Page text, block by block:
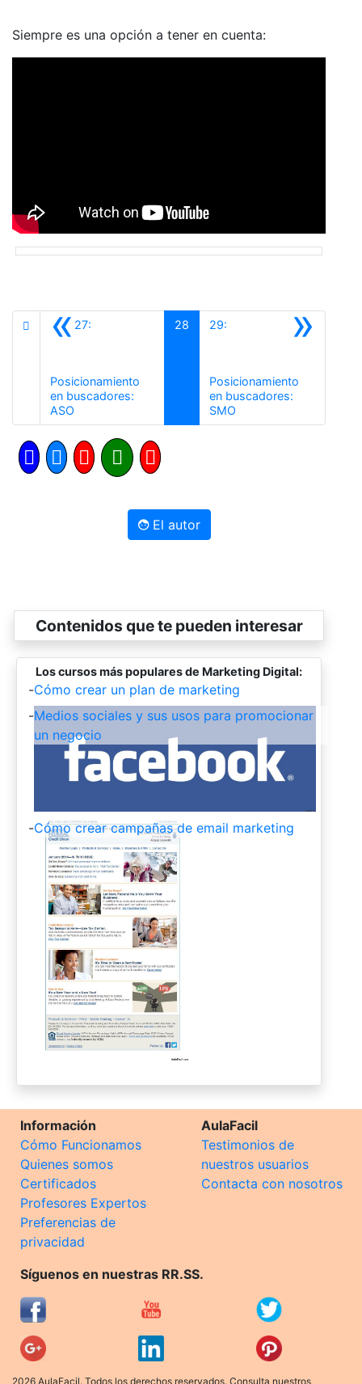
Siempre es una opción a tener en cuenta:
«27:
Posicionamiento
en buscadores:
ASO
28 »
29:
Posicionamiento
en buscadores:
SMO
El autor
Contenidos que te pueden interesar
Los cursos más populares de Marketing Digital:
-Cómo crear un plan de marketing
-Medios sociales y sus usos para promocionar
un negocio
-Cómo crear campañas de email marketing
Información
Cómo Funcionamos
Quienes somos
Certificados
Profesores Expertos
Preferencias de
privacidad
AulaFacil
Testimonios de
nuestros usuarios
Contacta con nosotros
Síguenos en nuestras RR.SS.
2026 AulaFacil. Todos los derechos reservados. Consulta nuestros